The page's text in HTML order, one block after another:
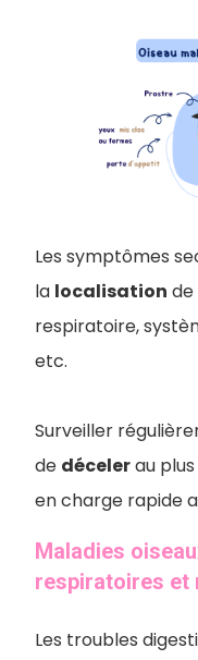
Les symptômes
la localisation de
respiratoire,
etc.
Surveiller
de décelerau
en charge rapide
Maladies
respiratoires et
Les troubles